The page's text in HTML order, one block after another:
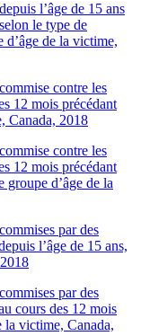
l’âge de 15 ans
le type de
d’âge de la victime,
contre les
12 mois précédant
Canada, 2018
contre les
12 mois précédant
groupe d’âge de la
par des
l’âge de 15 ans,
par des
cours des 12 mois
la victime, Canada,